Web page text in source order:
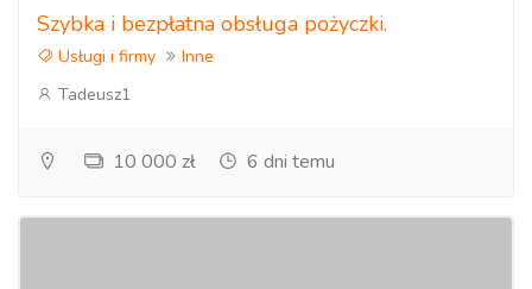
Szybka i bezpłatna obsługa pożyczki.
Usługi i firmy
Inne
Tadeusz1
10 000 zł 6 dni temu